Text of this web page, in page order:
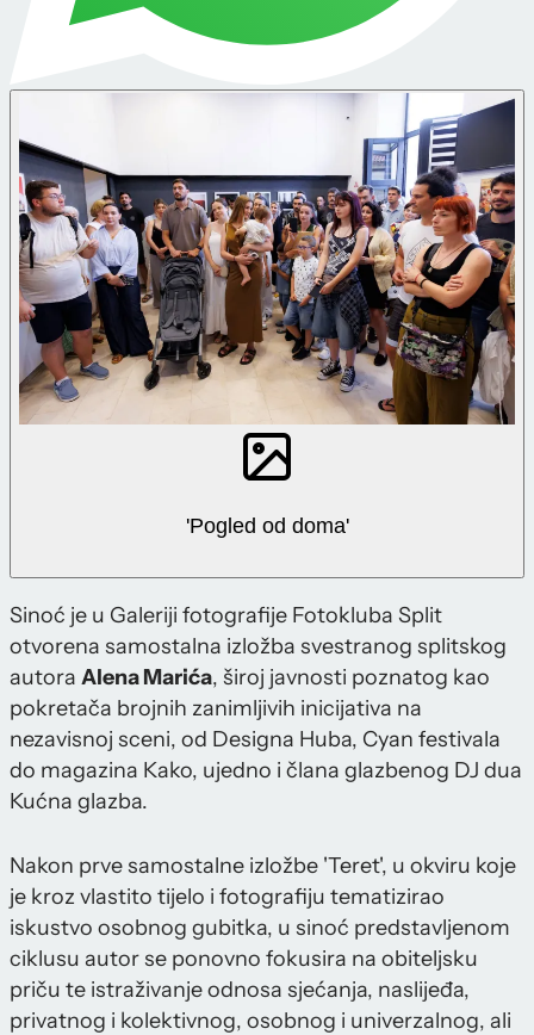
'Pogled od doma'
Sinoć je u Galeriji fotografije Fotokluba Split
otvorena samostalna izložba svestranog splitskog
autora Alena Marića, široj javnosti poznatog kao
pokretača brojnih zanimljivih inicijativa na
nezavisnoj sceni, od Designa Huba, Cyan festivala
do magazina Kako, ujedno i člana glazbenog DJ dua
Kućna glazba.
Nakon prve samostalne izložbe 'Teret', u okviru koje
je kroz vlastito tijelo i fotografiju tematizirao
iskustvo osobnog gubitka, u sinoć predstavljenom
ciklusu autor se ponovno fokusira na obiteljsku
priču te istraživanje odnosa sjećanja, naslijeđa,
privatnog i kolektivnog, osobnog i univerzalnog, ali